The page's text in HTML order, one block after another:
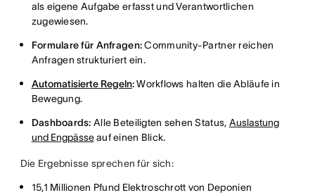
als eigene Aufgabe erfasst und Verantwortlichen
zugewiesen.
Formulare für Anfragen:Community-Partner reichen
Anfragen strukturiert ein.
Automatisierte Regeln:Workflows halten die Abläufe in
Bewegung.
Dashboards: Alle Beteiligten sehen Status, Auslastung
und Engpässeauf einen Blick.
Die Ergebnisse sprechen für sich:
15,1 Millionen Pfund Elektroschrott von Deponien